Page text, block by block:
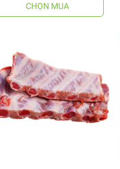
CHỌN MUA